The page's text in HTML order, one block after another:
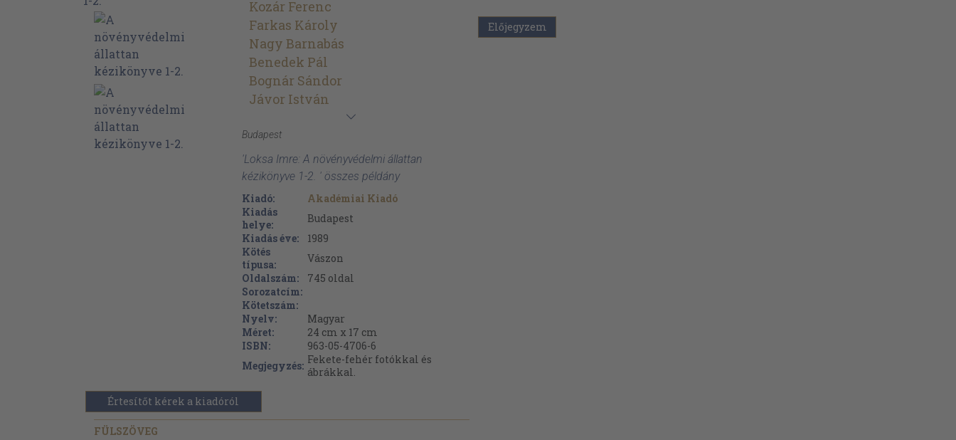
Kozár Ferenc
Farkas Károly
Nagy Barnabás
Benedek Pál
Bognár Sándor
Jávor István
Budapest
'Loksa Imre: A növényvédelmi állattan
kézikönyve 1-2. ' összes példány
Kiadó:
Akadémiai Kiadó
Kiadás
helye:
Budapest
Kiadás éve:
1989
Kötés
típusa:
Vászon
Oldalszám:
745 oldal
Sorozatcím:
Kötetszám:
Nyelv:
Magyar
Méret:
24 cm x 17 cm
ISBN:
963-05-4706-6
Megjegyzés: Fekete-fehér fotókkal és
ábrákkal.
Értesítőt kérek a kiadóról
FÜLSZÖVEG
Előjegyzem